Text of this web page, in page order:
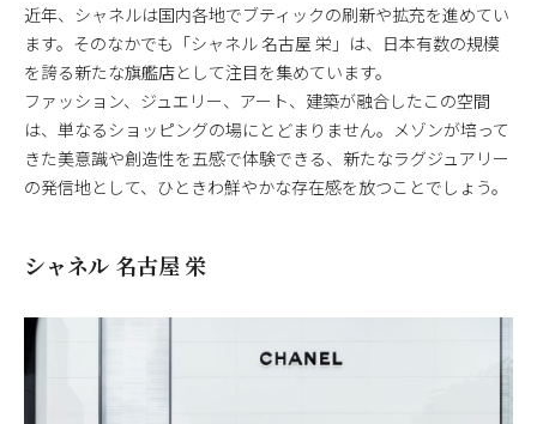
近年、シャネルは国内各地でブティックの刷新や拡充を進めてい
ます。そのなかでも「シャネル 名古屋 栄」は、日本有数の規模
を誇る新たな旗艦店として注目を集めています。
ファッション、ジュエリー、アート、建築が融合したこの空間
は、単なるショッピングの場にとどまりません。メゾンが培って
きた美意識や創造性を五感で体験できる、新たなラグジュアリー
の発信地として、ひときわ鮮やかな存在感を放つことでしょう。
シャネル 名古屋 栄